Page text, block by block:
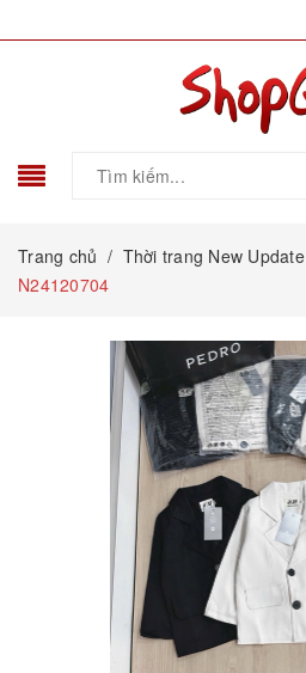
Trang chủ / Thời trang New Update
N24120704